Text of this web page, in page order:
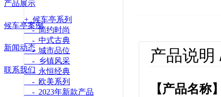
产品展示
候车亭案例
新闻动态
联系我们
+ 候车亭系列
- 简约时尚
- 中式古典
- 城市品位
- 乡镇风采
- 永恒经典
- 欧美系列
- 2023年新款产品
产品说明
【产品名称